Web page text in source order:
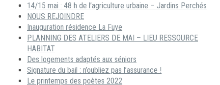
14/15 mai : 48 h de l’agriculture urbaine – Jardins Perchés
NOUS REJOINDRE
Inauguration résidence La Fuye
PLANNING DES ATELIERS DE MAI – LIEU RESSOURCE
HABITAT
Des logements adaptés aux séniors
Signature du bail : n’oubliez pas l’assurance !
Le printemps des poètes 2022